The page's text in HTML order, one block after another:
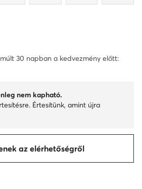
30 napban a kedvezmény előtt:
nem kapható.
Értesítünk, amint újra
az elérhetőségről